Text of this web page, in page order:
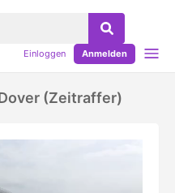
Einloggen Anmelden
(Zeitraffer)